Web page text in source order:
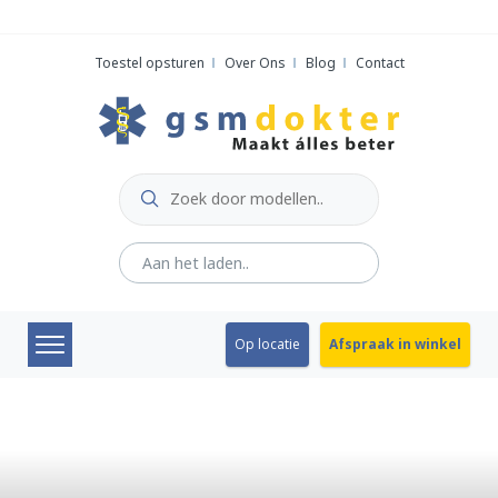
Toestel opsturen Over Ons Blog Contact
Op locatie Afspraak in winkel